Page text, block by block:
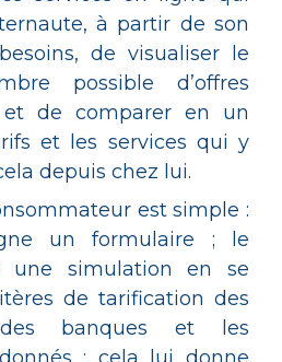
à partir de son
de visualiser le
possible d’offres
et de comparer en un
et les services qui y
depuis chez lui.
est simple :
un formulaire ; le
une simulation en se
de tarification des
banques et les